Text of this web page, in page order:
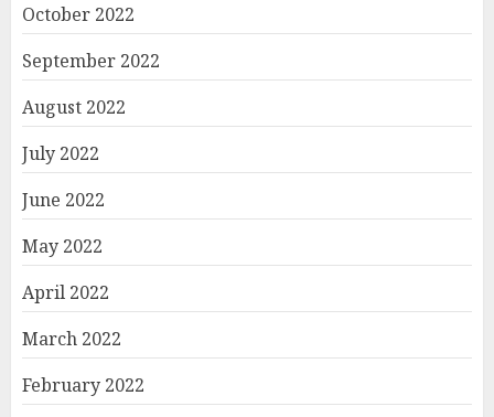
October 2022
September 2022
August 2022
July 2022
June 2022
May 2022
April 2022
March 2022
February 2022